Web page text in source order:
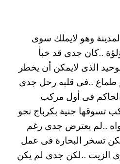
وهو لايملك سوى
..كان جدى قد خبأ
الذى لايمكن أن يخطر
طماع ..فى قلبه رحل جدى
فى أول مركب
تسوقها جنية بكرباج نحو
..لم يعترض جدى رغم
تسخر البحارة فى عمل
الزيت ..لكن جدى لم يكن